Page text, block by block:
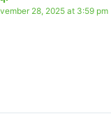
28, 2025 at 3:59 pm